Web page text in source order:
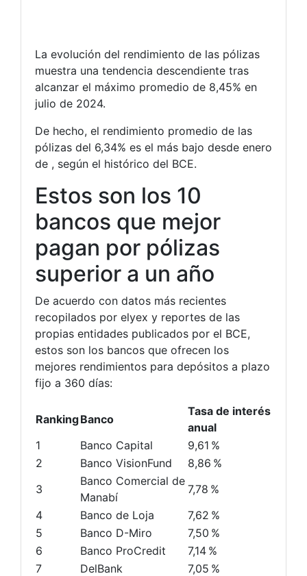
La evolución del rendimiento de las pólizas
muestra una tendencia descendiente tras
alcanzar el máximo promedio de 8,45% en
julio de 2024.
De hecho, el rendimiento promedio de las
pólizas del 6,34% es el más bajo desde enero
de , según el histórico del BCE.
Estos son los 10
bancos que mejor
pagan por pólizas
superior a un año
De acuerdo con datos más recientes
recopilados por elyex y reportes de las
propias entidades publicados por el BCE,
estos son los bancos que ofrecen los
mejores rendimientos para depósitos a plazo
fijo a 360 días:
RankingBanco
Tasa de interés
anual
1
Banco Capital
9,61 %
2
Banco VisionFund
8,86 %
3
Banco Comercial de
Manabí
7,78 %
4
Banco de Loja
7,62 %
5
Banco D-Miro
7,50 %
6
Banco ProCredit
7,14 %
7
DelBank
7,05 %